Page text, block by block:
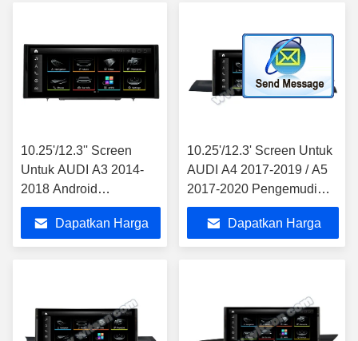
10.25'/12.3'' Screen
Untuk AUDI A3 2014-
2018 Android
Multimedia Player
Dapatkan Harga
10.25'/12.3' Screen Untuk
AUDI A4 2017-2019 / A5
2017-2020 Pengemudi
Tangan Kiri Android
Multimedia Player
Dapatkan Harga